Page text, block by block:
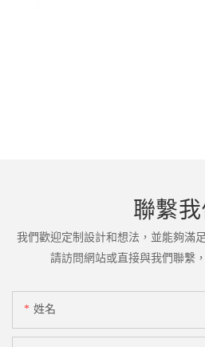
聯繫我
我們歡迎定制設計和想法，並能夠滿
請訪問網站或直接與我們聯繫
姓名